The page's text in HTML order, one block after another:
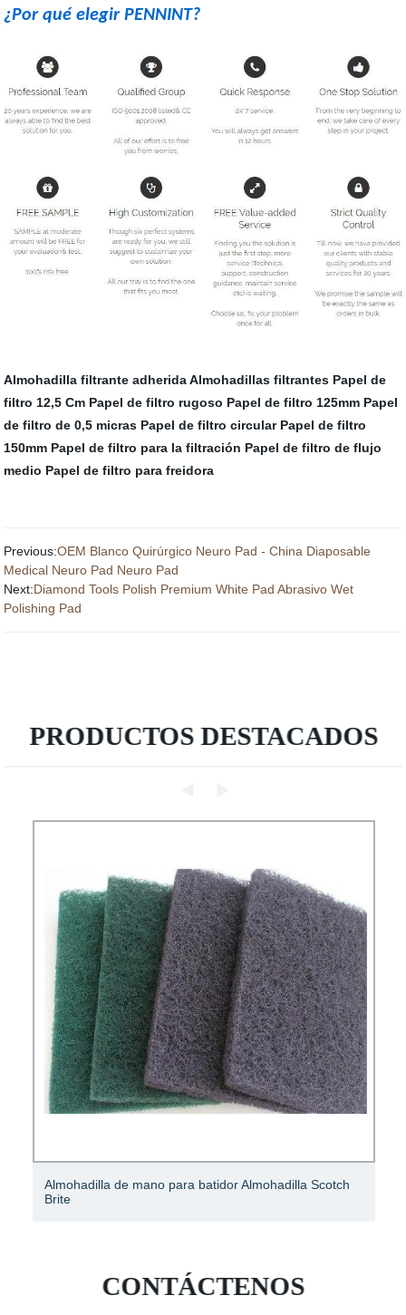
¿Por qué elegir PENNINT?
Almohadilla filtrante adherida Almohadillas filtrantes Papel de
filtro 12,5 Cm Papel de filtro rugoso Papel de filtro 125mm Papel
de filtro de 0,5 micras Papel de filtro circular Papel de filtro
150mm Papel de filtro para la filtración Papel de filtro de flujo
medio Papel de filtro para freidora
Previous:OEM Blanco Quirúrgico Neuro Pad - China Diaposable
Medical Neuro Pad Neuro Pad
Next:Diamond Tools Polish Premium White Pad Abrasivo Wet
Polishing Pad
PRODUCTOS DESTACADOS
Almohadilla de mano para batidor Almohadilla Scotch
Brite
CONTÁCTENOS